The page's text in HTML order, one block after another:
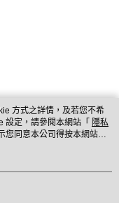
方式之詳情，及若您不希
設定，請參閱本網站「 隱私
您同意本公司得按本網站使